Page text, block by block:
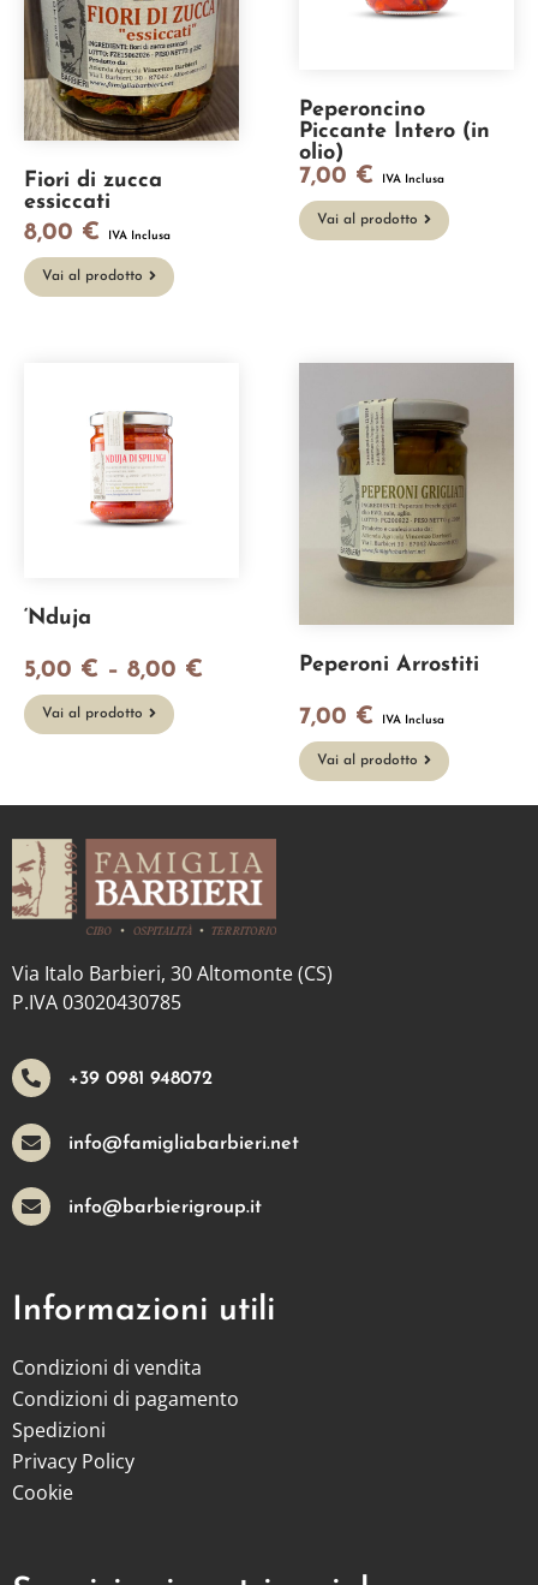
Fiori di zucca
essiccati
8,00 € IVA Inclusa
Vai al prodotto
Peperoncino
Piccante Intero (in
olio)
7,00 € IVA Inclusa
Vai al prodotto
‘Nduja
5,00 € – 8,00 €
Vai al prodotto
Peperoni Arrostiti
7,00 € IVA Inclusa
Vai al prodotto
Via Italo Barbieri, 30 Altomonte (CS)
P.IVA 03020430785
+39 0981 948072
info@famigliabarbieri.net
info@barbierigroup.it
Informazioni utili
Condizioni di vendita
Condizioni di pagamento
Spedizioni
Privacy Policy
Cookie